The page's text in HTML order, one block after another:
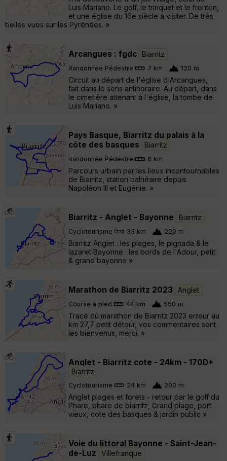
Luis Mariano. Le golf, le trinquet et le fronton,
et une église du 16e siècle à visiter. De très
belles vues sur les Pyrénées. »
Arcangues : fgdc Biarritz
Randonnée Pédestre 7 km 120 m
Circuit au départ de l'église d'Arcangues,
fait dans le sens antihoraire. Au départ, dans
le cimetière attenant à l'église, la tombe de
Luis Mariano. »
Pays Basque, Biarritz du palais à la
côte des basques
Biarritz
Randonnée Pédestre 6 km
Parcours urbain par les lieux incontournables
de Biarritz, station balnéaire depuis
Napoléon III et Eugénie. »
Biarritz - Anglet - Bayonne Biarritz
Cyclotourisme 33 km 220 m
Biarritz Anglet : les plages, le pignada & le
lazaret Bayonne : les bords de l'Adour, petit
& grand bayonne »
Marathon de Biarritz 2023 Anglet
Course à pied 44 km 550 m
Tracé du marathon de Biarritz 2023 erreur au
km 27,7 petit détour, vos commentaires sont
les bienvenus, merci. »
Anglet - Biarritz cote - 24km - 170D+
Biarritz
Cyclotourisme 24 km 200 m
Anglet plages et forets - retour par le golf du
Phare, phare de biarritz, Grand plage, port
vieux, cote des basques & jardin public »
Voie du littoral Bayonne - Saint-Jean-
de-Luz
Villefranque